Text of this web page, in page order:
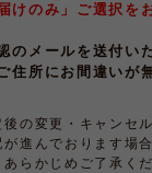
けのみ」ご選択を
のメールを送付い
住所にお間違いが
の変更・キャンセ
進んでおります場
らかじめご了承く